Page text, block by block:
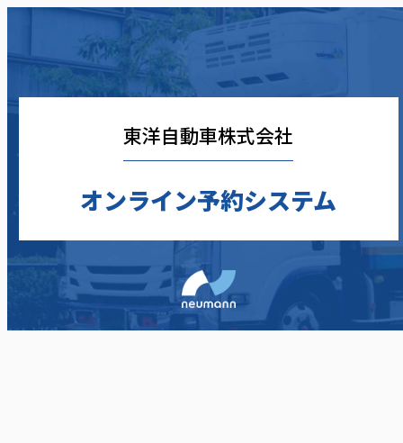
東洋自動車株式会社
オンライン予約システム